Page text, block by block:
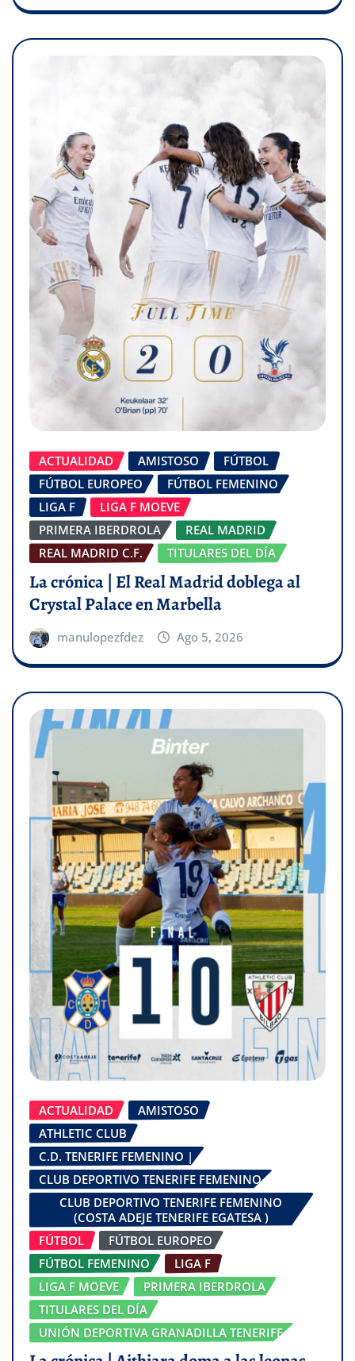
ACTUALIDAD AMISTOSO
FÚTBOL
FÚTBOL EUROPEO
FÚTBOL FEMENINO
LIGA F
LIGA F MOEVE
PRIMERA IBERDROLA
REAL MADRID
REAL MADRID C.F.
TITULARES DEL DÍA
La crónica | El Real Madrid doblega al
Crystal Palace en Marbella
manulopezfdez Ago 5, 2026
ACTUALIDAD
AMISTOSO
ATHLETIC CLUB
C.D. TENERIFE FEMENINO |
CLUB DEPORTIVO TENERIFE FEMENINO
CLUB DEPORTIVO TENERIFE FEMENINO
(COSTA ADEJE TENERIFE EGATESA )
FÚTBOL
FÚTBOL EUROPEO
FÚTBOL FEMENINO
LIGA F
LIGA F MOEVE
PRIMERA IBERDROLA
TITULARES DEL DÍA
UNIÓN DEPORTIVA GRANADILLA TENERIFE